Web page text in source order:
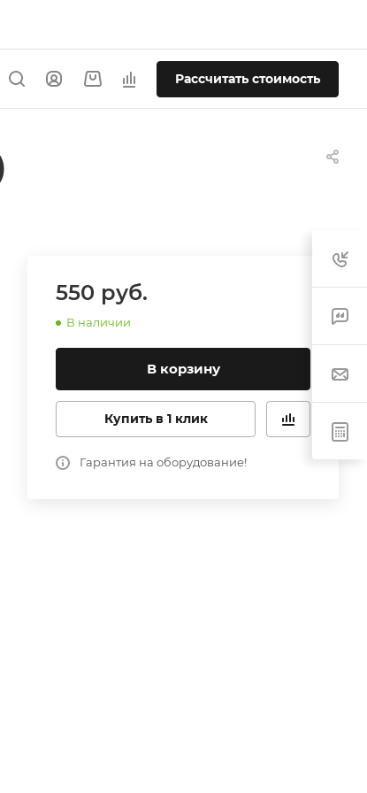
Рассчитать стоимость
550 руб.
В наличии
В корзину
Купить в 1 клик
Гарантия на оборудование!